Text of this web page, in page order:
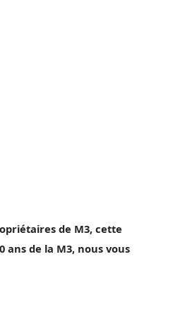
de M3, cette
ans de la M3, nous vous